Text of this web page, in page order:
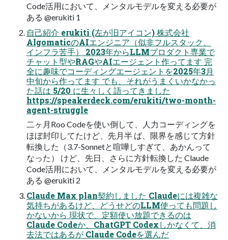
Code活用において、メンタルモデルを変える必要が
ある @erukiti 1
自己紹介 erukiti (左が旧アイコン) 株式会社
AlgomaticのAIエンジニア（似非フルスタック、
インフラ苦手） 2023年からLLMプロダクト専業で
チャット型やRAGやAIエージェント作ってます 完
全に趣味でコーディングエージェントを2025年3月
中旬から作ってます でも、それがうまくいかなかっ
た話は 5/20 に生々しく語ってきました
https://speakerdeck.com/erukiti/two-month-
agent-struggle
二ヶ月Roo Codeを使い倒して、人力コーディングを
ほぼ封印してたけど、先月半 ば、限界を感じて方針
転換した（3.7-Sonnetと喧嘩しすぎて、あかんって
なった） けど、先日、さらに方針転換した Claude
Code活用において、メンタルモデルを変える必要が
ある @erukiti 2
Claude Max plan契約しました Claudeには複雑な
気持ちがあるけど、どうせどのLLM使っても問題し
かないから 現状で、定額使い放題できるのは
Claude Codeか、ChatGPT Codexしかなくて、消
去法ではあるが Claude Codeを選んだ